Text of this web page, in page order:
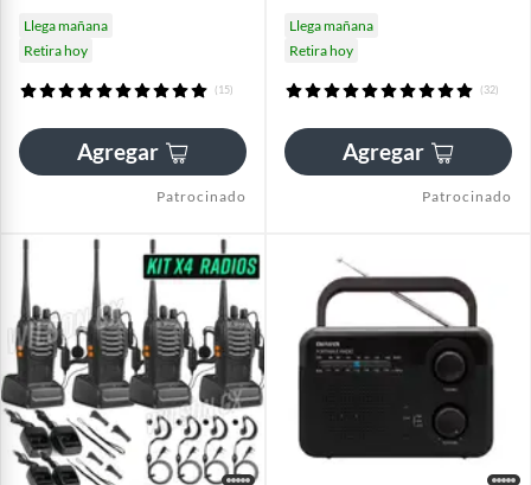
Llega mañana
Retira hoy
(15)
Agregar
Patrocinado
Llega mañana
Retira hoy
(32)
Agregar
Patrocinado